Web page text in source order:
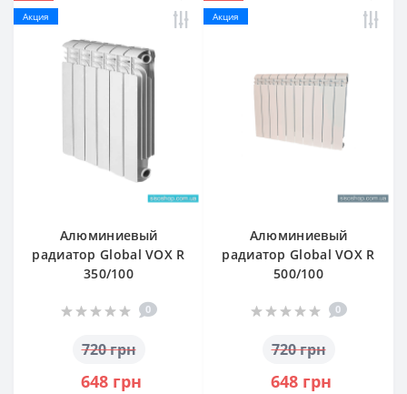
Акция
Алюминиевый
радиатор Global VOX R
350/100
0
720 грн
648 грн
Акция
Алюминиевый
радиатор Global VOX R
500/100
0
720 грн
648 грн